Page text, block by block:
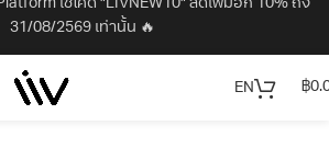
EN ฿
ใช้โค้ด "LIVNEW10" ลดเพิ่มอีก 10% ถึง
31/08/2569 เท่านั้น 🔥